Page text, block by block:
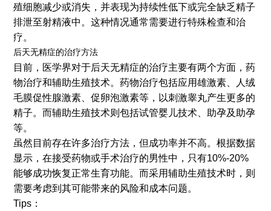
殖细胞减少或消失，并表现为持续性低下或完全缺乏精子
排泄至射精液中。这种情况通常需要进行特殊检查和治
疗。
后天无精症的治疗方法
目前，医学界对于后天无精症的治疗主要有两个方面，药
物治疗和辅助生殖技术。药物治疗包括应用雄激素、人绒
毛膜促性腺激素、促卵泡激素等，以刺激睾丸产生更多的
精子。而辅助生殖技术则包括试管婴儿技术、助孕及助孕
等。
虽然目前存在许多治疗方法，但成功率并不高。根据数据
显示，在接受药物或手术治疗的男性中，只有10%-20%
能够成功恢复正常生育功能。而采用辅助生殖技术时，则
需要考虑到其可能带来的风险和成本问题。
Tips：